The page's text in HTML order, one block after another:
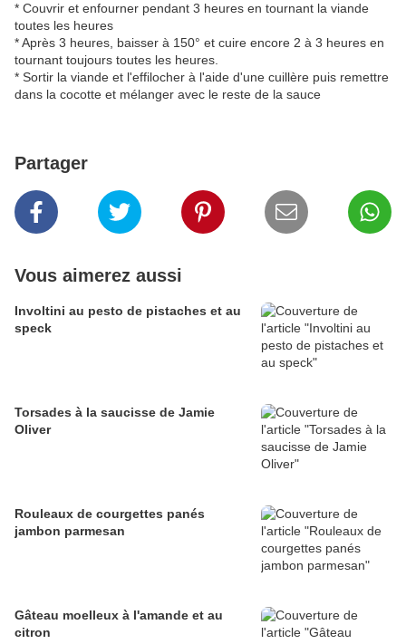
* Couvrir et enfourner pendant 3 heures en tournant la viande
toutes les heures
* Après 3 heures, baisser à 150° et cuire encore 2 à 3 heures en
tournant toujours toutes les heures.
* Sortir la viande et l'effilocher à l'aide d'une cuillère puis remettre
dans la cocotte et mélanger avec le reste de la sauce
Partager
Vous aimerez aussi
Involtini au pesto de pistaches et au
speck
Torsades à la saucisse de Jamie
Oliver
Rouleaux de courgettes panés
jambon parmesan
Gâteau moelleux à l'amande et au
citron